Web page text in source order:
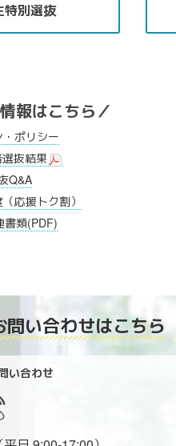
特別選抜
報はこちら／
ポリシー
抜結果
Q&A
応援トク割）
書類(PDF)
問い合わせはこちら
い合わせ